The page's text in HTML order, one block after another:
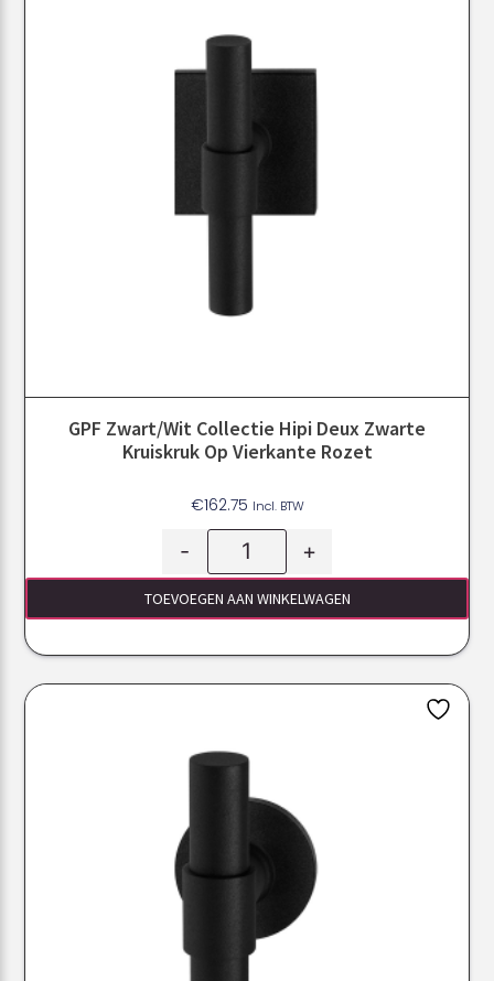
GPF Zwart/Wit Collectie Hipi Deux Zwarte
Kruiskruk Op Vierkante Rozet
€162.75 Incl. BTW
- +
TOEVOEGEN AAN WINKELWAGEN